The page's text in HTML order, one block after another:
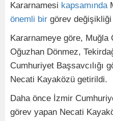
Kararnamesi kapsamında
önemli bir görev
Kararnameye göre, Muğla
Oğuzhan Dönmez,
Cumhuriyet Başsavcılığı
Necati Kayaközü getirildi.
Daha önce İzmir
görev yapan Necati